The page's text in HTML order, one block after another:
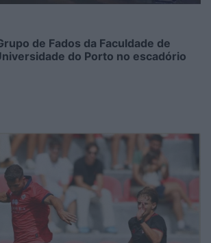
de Fados da Faculdade de
do Porto no escadório